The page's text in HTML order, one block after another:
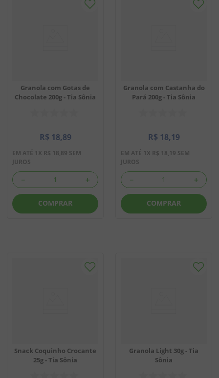
Granola com Gotas de
Chocolate 200g - Tia Sônia
R$ 18,89
EM ATÉ 1X R$ 18,89 SEM
JUROS
＋
－
COMPRAR
Granola com Castanha do
Pará 200g - Tia Sônia
R$ 18,19
EM ATÉ 1X R$ 18,19 SEM
JUROS
＋
－
COMPRAR
Snack Coquinho Crocante
25g - Tia Sônia
Granola Light 30g - Tia
Sônia